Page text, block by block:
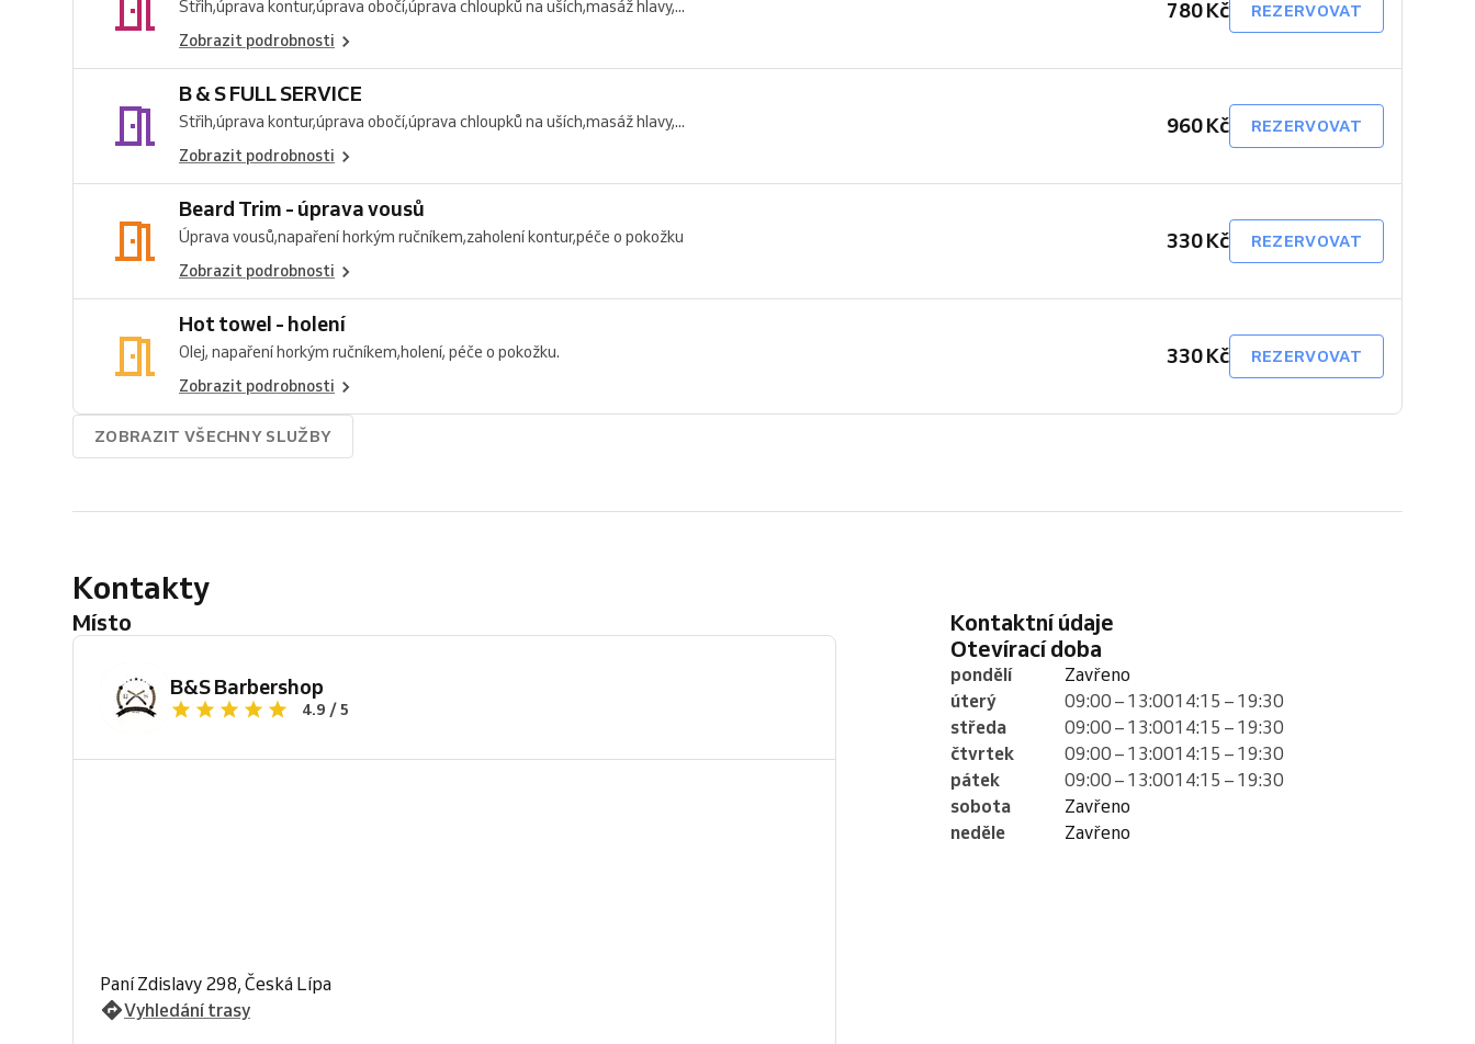
Střih,úprava kontur,úprava obočí,úprava chloupků na uších,masáž hlavy,...
Zobrazit podrobnosti
780 Kč REZERVOVAT
B & S FULL SERVICE
Střih,úprava kontur,úprava obočí,úprava chloupků na uších,masáž hlavy,...
Zobrazit podrobnosti
960 Kč REZERVOVAT
Beard Trim - úprava vousů
Úprava vousů,napaření horkým ručníkem,zaholení kontur,péče o pokožku
Zobrazit podrobnosti
330 Kč REZERVOVAT
Hot towel - holení
Olej, napaření horkým ručníkem,holení, péče o pokožku.
Zobrazit podrobnosti
330 Kč REZERVOVAT
ZOBRAZIT VŠECHNY SLUŽBY
Kontakty
Místo
B&S Barbershop
4.9 / 5
Paní Zdislavy 298, Česká Lípa
Vyhledání trasy
Kontaktní údaje
Otevírací doba
pondělí
Zavřeno
úterý
09:00 – 13:0014:15 – 19:30
středa
09:00 – 13:0014:15 – 19:30
čtvrtek
09:00 – 13:0014:15 – 19:30
pátek
09:00 – 13:0014:15 – 19:30
sobota
Zavřeno
neděle
Zavřeno